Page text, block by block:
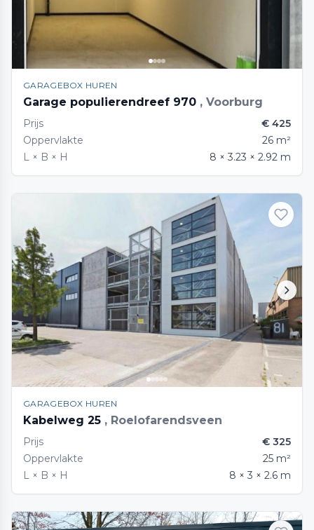
GARAGEBOX HUREN
Garage populierendreef 970 , Voorburg
Prijs
€ 425
Oppervlakte
26 m²
L × B × H
8 × 3.23 × 2.92 m
GARAGEBOX HUREN
Kabelweg 25 , Roelofarendsveen
Prijs
€ 325
Oppervlakte
25 m²
L × B × H
8 × 3 × 2.6 m